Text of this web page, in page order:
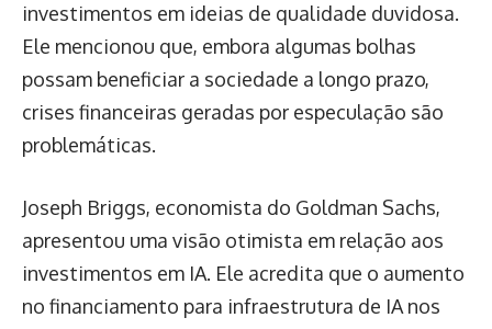
investimentos em ideias de qualidade duvidosa.
Ele mencionou que, embora algumas bolhas
possam beneficiar a sociedade a longo prazo,
crises financeiras geradas por especulação são
problemáticas.
Joseph Briggs, economista do Goldman Sachs,
apresentou uma visão otimista em relação aos
investimentos em IA. Ele acredita que o aumento
no financiamento para infraestrutura de IA nos